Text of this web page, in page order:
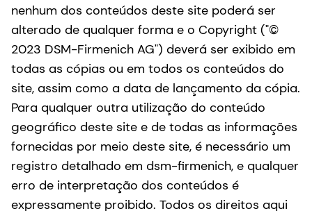
nenhum dos conteúdos deste site poderá ser
alterado de qualquer forma e o Copyright ("©
2023 DSM-Firmenich AG") deverá ser exibido em
todas as cópias ou em todos os conteúdos do
site, assim como a data de lançamento da cópia.
Para qualquer outra utilização do conteúdo
geográfico deste site e de todas as informações
fornecidas por meio deste site, é necessário um
registro detalhado em dsm-firmenich, e qualquer
erro de interpretação dos conteúdos é
expressamente proibido. Todos os direitos aqui